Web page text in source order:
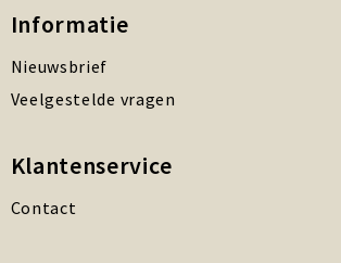
Informatie
Nieuwsbrief
Veelgestelde vragen
Klantenservice
Contact